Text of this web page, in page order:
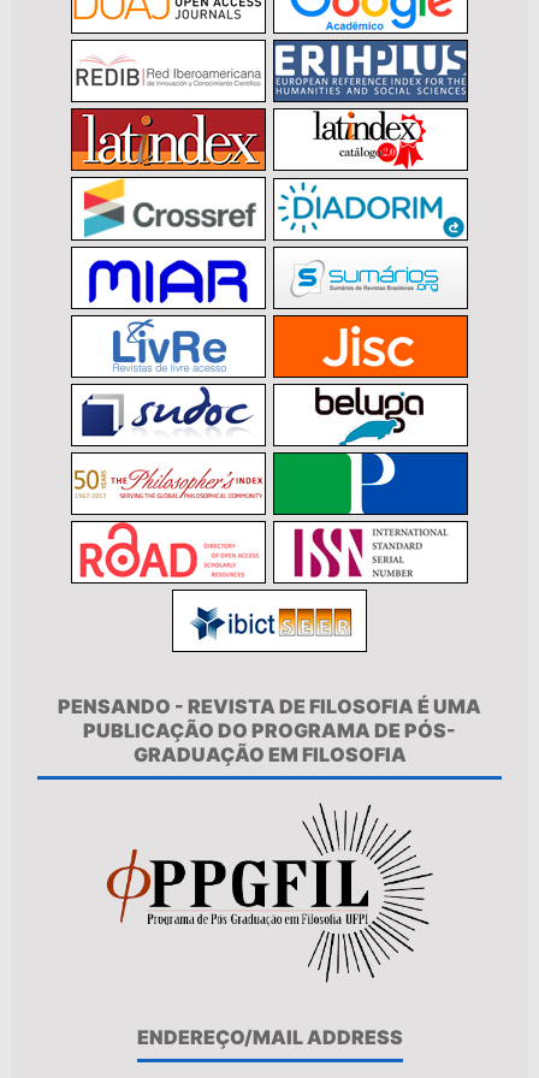
PENSANDO - REVISTA DE FILOSOFIA É UMA
PUBLICAÇÃO DO PROGRAMA DE PÓS-
GRADUAÇÃO EM FILOSOFIA
ENDEREÇO/MAIL ADDRESS